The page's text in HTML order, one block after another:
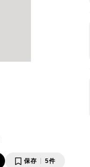
保存 5件